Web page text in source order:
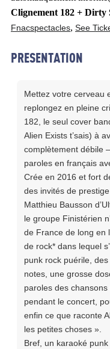
Clignement 182 + Dirty
Fnacspectacles, See
PRESENTATION
Mettez votre cerveau
replongez en pleine
182, le seul cover
Alien Exists t’sais) à
complètement débile
paroles en français
Crée en 2016 et fort
des invités de
Matthieu Bausson
le groupe Finistérien
de France de long en
de rock* dans lequel
punk rock puérile,
notes, une grosse
paroles des
pendant le concert,
enfin ce que raconte
les petites choses ».
Bref, un karaoké